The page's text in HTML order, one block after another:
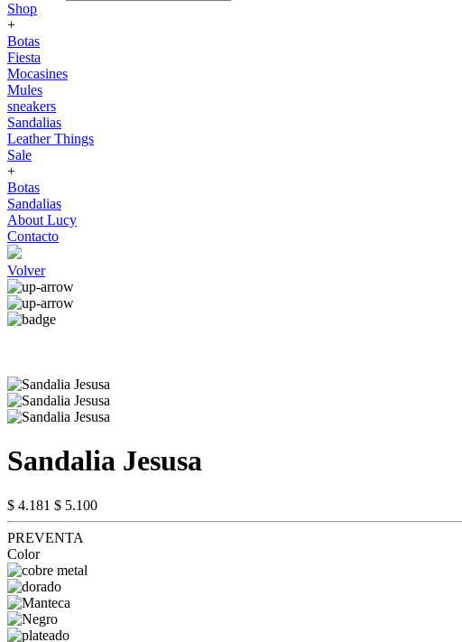
Shop
+
Botas
Fiesta
Mocasines
Mules
sneakers
Sandalias
Leather Things
Sale
+
Botas
Sandalias
About Lucy
Contacto
Volver
Sandalia Jesusa
$ 4.181 $ 5.100
PREVENTA
Color